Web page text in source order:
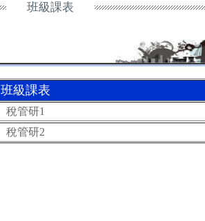
班級課表
班級課表
稅管研1
稅管研2